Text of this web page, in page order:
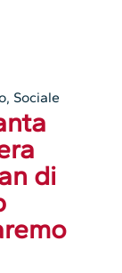
, Sociale
di